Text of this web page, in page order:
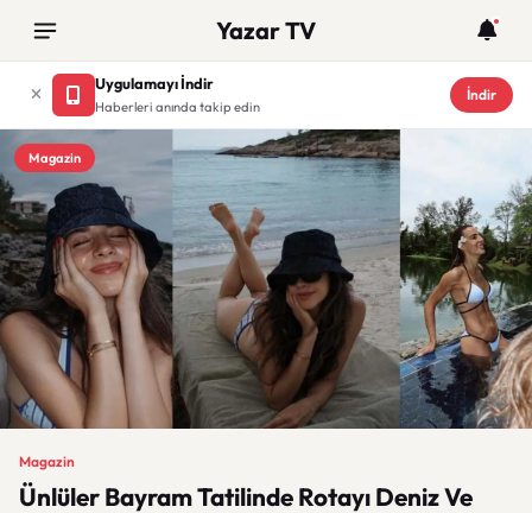
Yazar TV
Uygulamayı İndir
Haberleri anında takip edin
İndir
Magazin
Magazin
Ünlüler Bayram Tatilinde Rotayı Deniz Ve